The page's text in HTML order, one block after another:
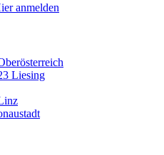
anmelden
Liesing